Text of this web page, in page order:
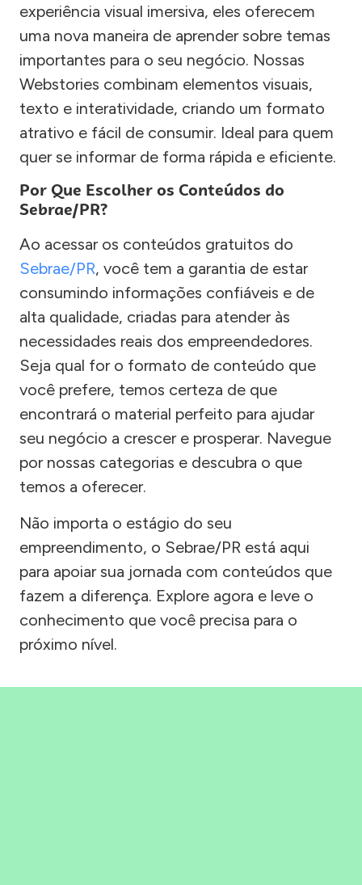
experiência visual imersiva, eles oferecem
uma nova maneira de aprender sobre temas
importantes para o seu negócio. Nossas
Webstories combinam elementos visuais,
texto e interatividade, criando um formato
atrativo e fácil de consumir. Ideal para quem
quer se informar de forma rápida e eficiente.
Por Que Escolher os Conteúdos do
Sebrae/PR?
Ao acessar os conteúdos gratuitos do
Sebrae/PR, você tem a garantia de estar
consumindo informações confiáveis e de
alta qualidade, criadas para atender às
necessidades reais dos empreendedores.
Seja qual for o formato de conteúdo que
você prefere, temos certeza de que
encontrará o material perfeito para ajudar
seu negócio a crescer e prosperar. Navegue
por nossas categorias e descubra o que
temos a oferecer.
Não importa o estágio do seu
empreendimento, o Sebrae/PR está aqui
para apoiar sua jornada com conteúdos que
fazem a diferença. Explore agora e leve o
conhecimento que você precisa para o
próximo nível.